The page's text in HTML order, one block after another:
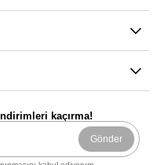
kaçırma!
Gönder